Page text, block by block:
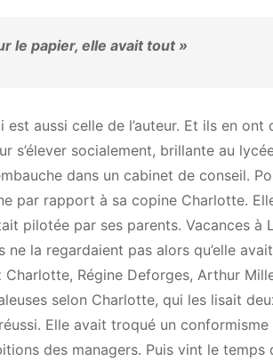
le papier, elle avait tout»
aussi celle de l’auteur. Et ils en ont
s’élever socialement, brillante au
dans un cabinet de conseil.
par rapport à sa copine Charlotte.
pilotée par ses parents. Vacances à
ne la regardaient pas alors qu’elle
Régine Deforges, Arthur
selon Charlotte, qui les lisait
Elle avait troqué un
des managers. Puis vint le temps